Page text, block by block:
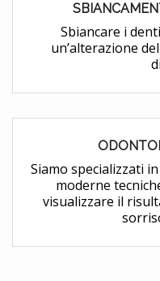
Sbiancare i
un’alterazione
Siamo specializzati
moderne
visualizzare il